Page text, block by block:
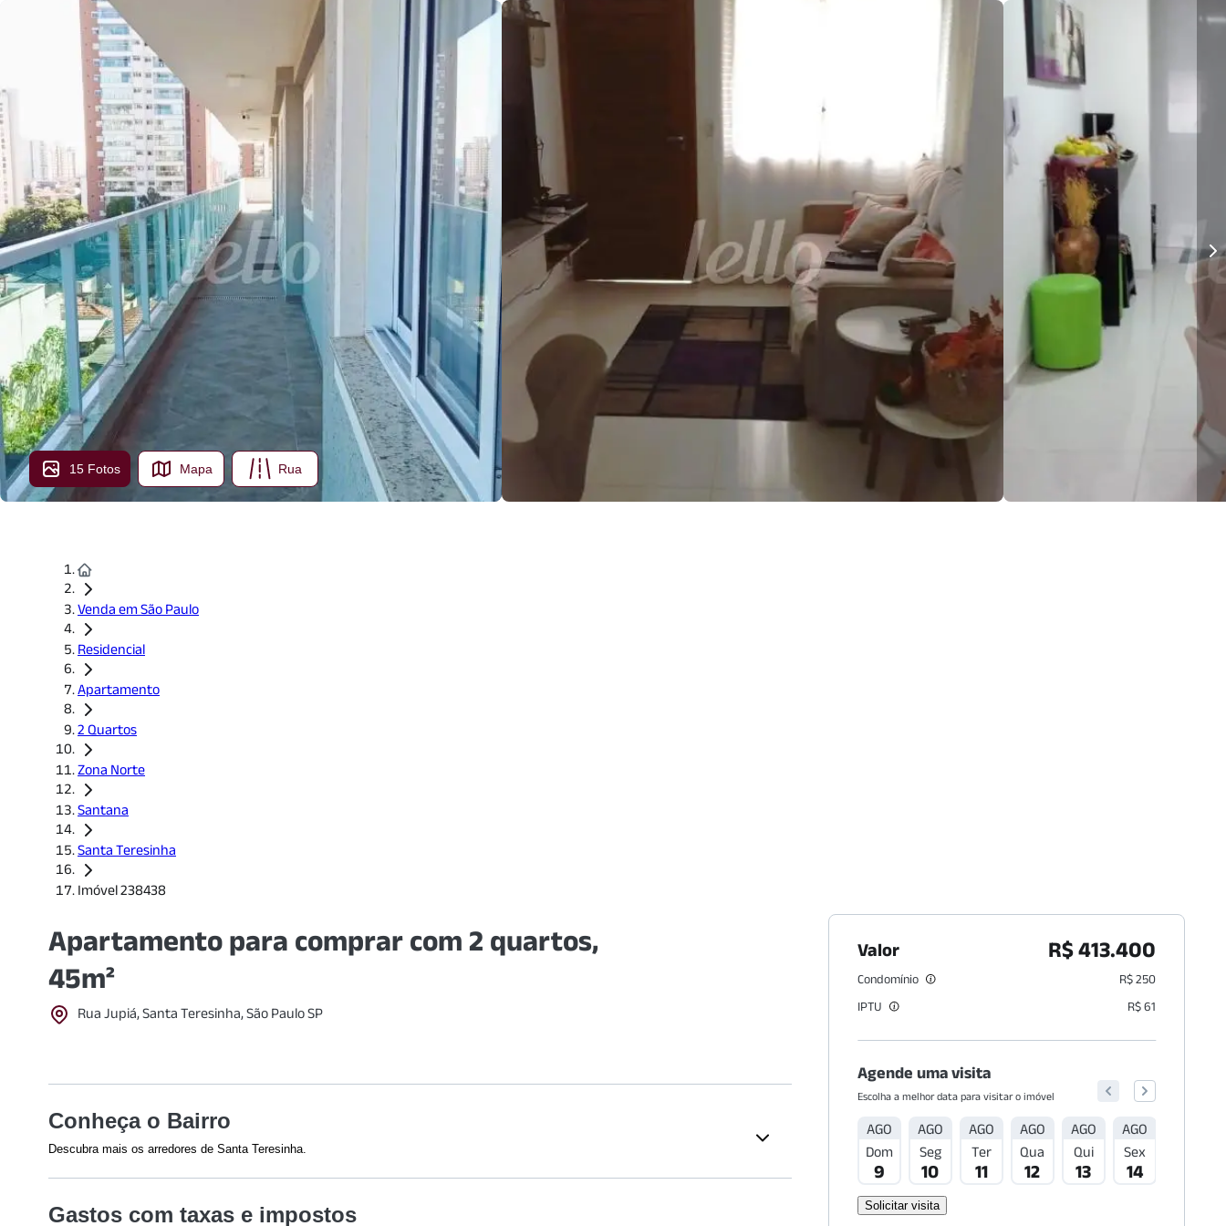
15 Fotos Mapa Rua
Venda em São Paulo
Residencial
Apartamento
2 Quartos
Zona Norte
Santana
Santa Teresinha
Imóvel 238438
Apartamento para comprar com 2 quartos,
45m²
Rua Jupiá, Santa Teresinha, São Paulo SP
Conheça o Bairro
Descubra mais os arredores de Santa Teresinha.
Partage Shopping(1395m)
Conjunto Hospitalar do
Gastos com taxas e impostos
Valor R$ 413.400
Condomínio
R$ 250
IPTU
R$ 61
Agende uma visita
Escolha a melhor data para visitar o imóvel
AGO
Dom
9
AGO
Seg
10
AGO
Ter
11
AGO
Qua
12
AGO
Qui
13
AGO
Sex
14
Solicitar visita